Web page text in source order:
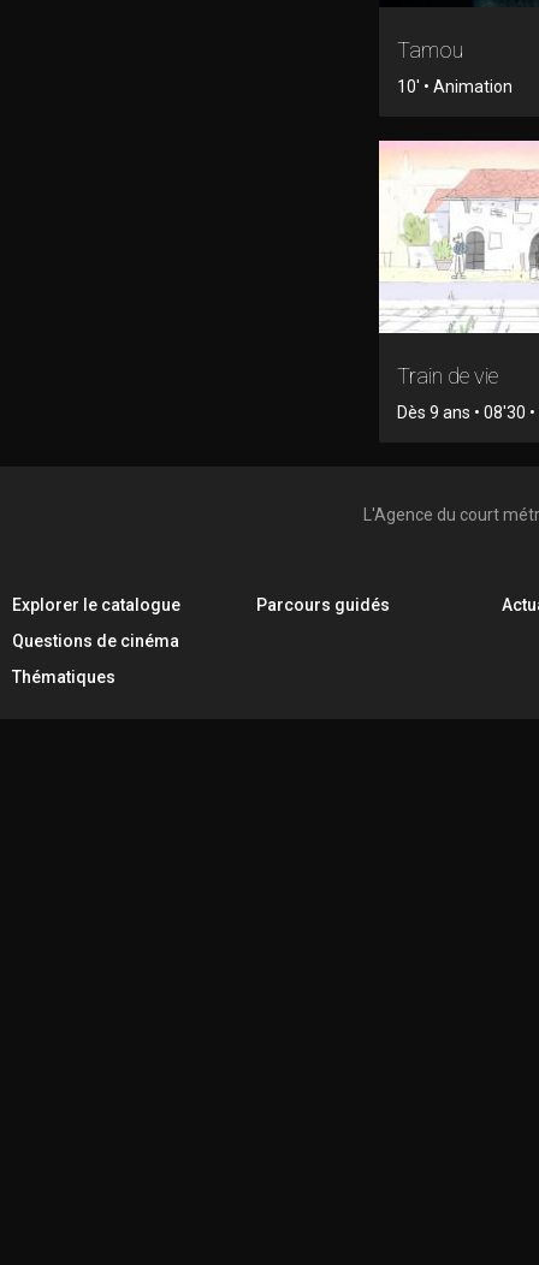
Tamou
10' • Animation
Train de vie
Dès 9 ans • 08'30
L'Agence du court
Explorer le catalogue
Questions de cinéma
Thématiques
Parcours guidés